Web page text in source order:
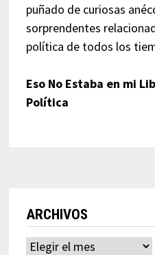
puñado de curiosas
sorprendentes
política de todos los
Eso No Estaba en mi
Política
ARCHIVOS
Archivos